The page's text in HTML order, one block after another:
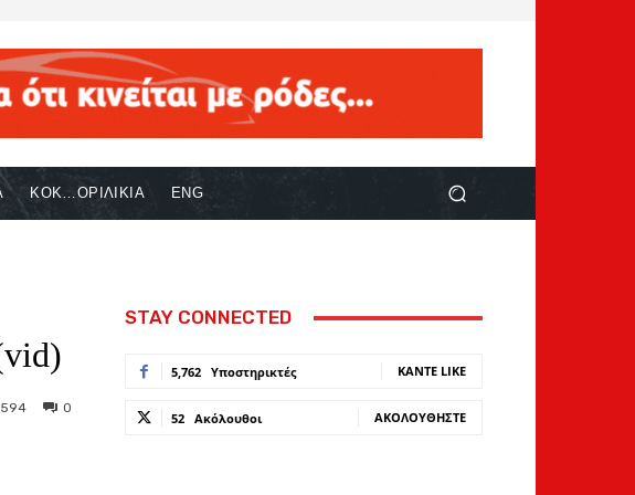
ΚΟΚ…ΟΡΙΛΙΚΙΑ ENG
0
STAY CONNECTED
5,762 Υποστηρικτές ΚΆΝΤΕ LIKE
52 Ακόλουθοι ΑΚΟΛΟΥΘΉΣΤΕ